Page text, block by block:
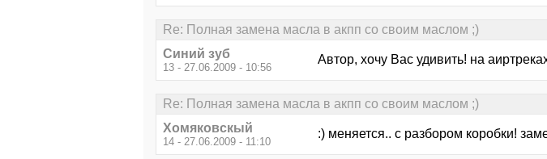
Re: Полная замена масла в акпп со своим маслом ;)
Синий зуб
13 - 27.06.2009 - 10:56
Автор, хочу Вас удивить! на
Re: Полная замена масла в акпп со своим маслом ;)
Хомяковскый
14 - 27.06.2009 - 11:10
:) меняется.. с разбором коробки!